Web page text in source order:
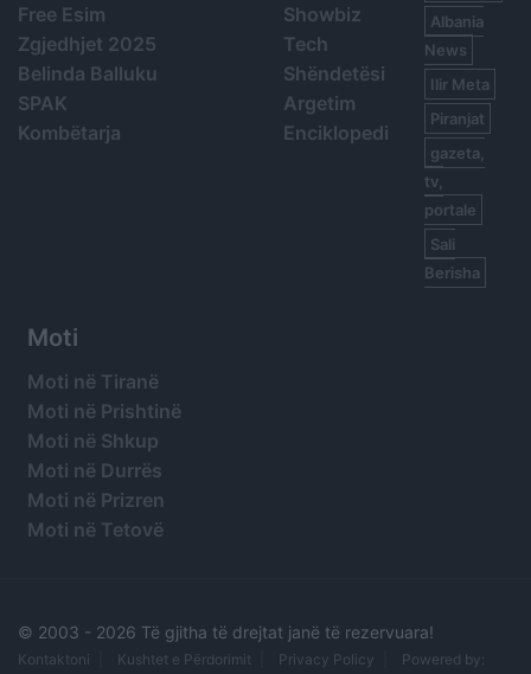
Free Esim
Zgjedhjet 2025
Belinda Balluku
SPAK
Kombëtarja
Showbiz
Tech
Shëndetësi
Argetim
Enciklopedi
Albania
News
Ilir Meta
Piranjat
gazeta,
tv,
portale
Sali
Berisha
Moti
Moti në Tiranë
Moti në Prishtinë
Moti në Shkup
Moti në Durrës
Moti në Prizren
Moti në Tetovë
© 2003 - 2026 Të gjitha të drejtat janë të rezervuara!
Kontaktoni Kushtet e Përdorimit Privacy Policy Powered by: